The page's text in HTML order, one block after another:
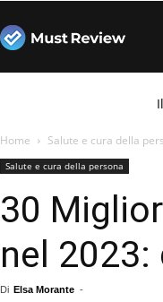
Must
Review
Home Salute e cura della
Salute e cura della persona
30
nel
Di Elsa Morante -